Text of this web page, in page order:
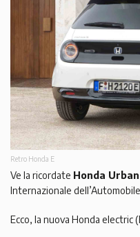
Retro Honda E
Ve la ricordate Honda
Internazionale
Ecco, la nuova Honda electric